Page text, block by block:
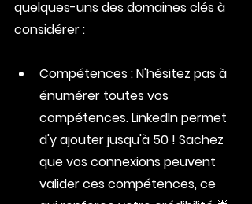
quelques-uns des domaines clés à
considérer :
Compétences : N'hésitez pas à
énumérer toutes vos
compétences. LinkedIn permet
d'y ajouter jusqu'à 50 ! Sachez
que vos connexions peuvent
valider ces compétences, ce